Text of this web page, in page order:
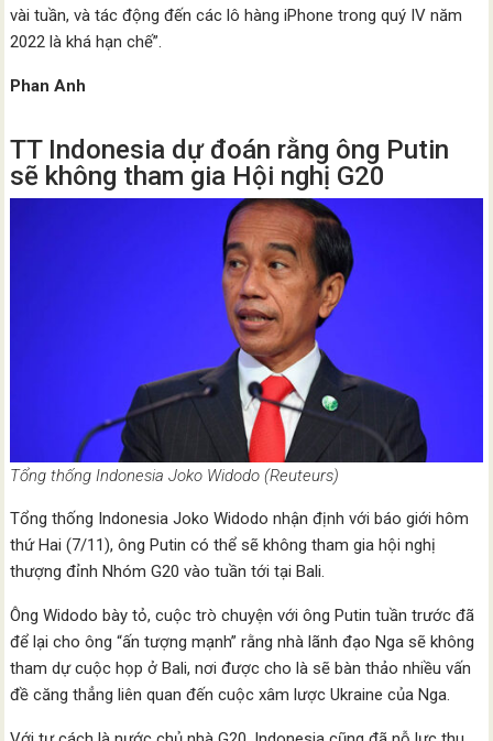
vài tuần, và tác động đến các lô hàng iPhone trong quý IV năm
2022 là khá hạn chế”.
Phan Anh
TT Indonesia dự đoán rằng ông Putin
sẽ không tham gia Hội nghị G20
Tổng thống Indonesia Joko Widodo (Reuteurs)
Tổng thống Indonesia Joko Widodo nhận định với báo giới hôm
thứ Hai (7/11), ông Putin có thể sẽ không tham gia hội nghị
thượng đỉnh Nhóm G20 vào tuần tới tại Bali.
Ông Widodo bày tỏ, cuộc trò chuyện với ông Putin tuần trước đã
để lại cho ông “ấn tượng mạnh” rằng nhà lãnh đạo Nga sẽ không
tham dự cuộc họp ở Bali, nơi được cho là sẽ bàn thảo nhiều vấn
đề căng thẳng liên quan đến cuộc xâm lược Ukraine của Nga.